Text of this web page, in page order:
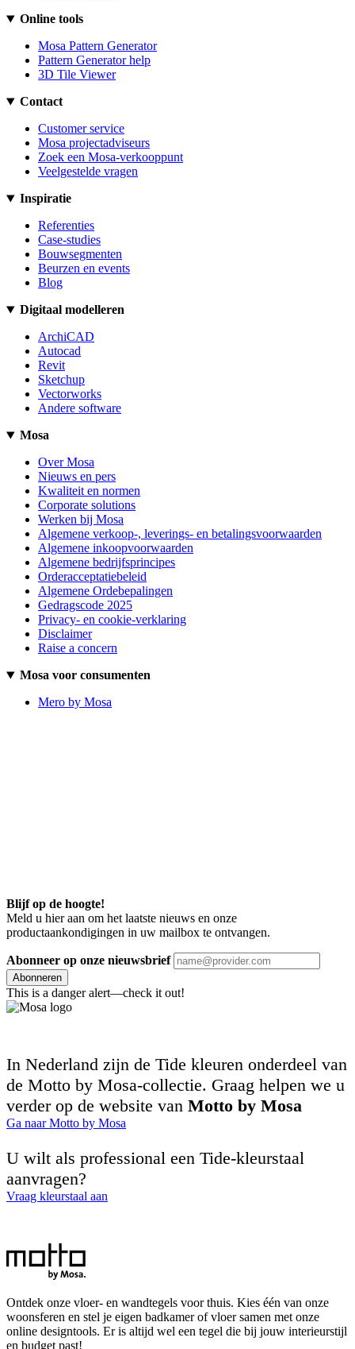
Online tools
Mosa Pattern Generator
Pattern Generator help
3D Tile Viewer
Contact
Customer service
Mosa projectadviseurs
Zoek een Mosa-verkooppunt
Veelgestelde vragen
Inspiratie
Referenties
Case-studies
Bouwsegmenten
Beurzen en events
Blog
Digitaal modelleren
ArchiCAD
Autocad
Revit
Sketchup
Vectorworks
Andere software
Mosa
Over Mosa
Nieuws en pers
Kwaliteit en normen
Corporate solutions
Werken bij Mosa
Algemene verkoop-, leverings- en betalingsvoorwaarden
Algemene inkoopvoorwaarden
Algemene bedrijfsprincipes
Orderacceptatiebeleid
Algemene Ordebepalingen
Gedragscode 2025
Privacy- en cookie-verklaring
Disclaimer
Raise a concern
Mosa voor consumenten
Mero by Mosa
Blijf op de hoogte!
Meld u hier aan om het laatste nieuws en onze
productaankondigingen in uw mailbox te ontvangen.
Abonneer op onze nieuwsbrief
Abonneren
This is a danger alert—check it out!
In Nederland zijn de Tide kleuren onderdeel van
de Motto by Mosa-collectie. Graag helpen we u
verder op de website van Motto by Mosa
Ga naar Motto by Mosa
U wilt als professional een Tide-kleurstaal
aanvragen?
Vraag kleurstaal aan
Ontdek onze vloer- en wandtegels voor thuis. Kies één van onze
woonsferen en stel je eigen badkamer of vloer samen met onze
online designtools. Er is altijd wel een tegel die bij jouw interieurstijl
en budget past!